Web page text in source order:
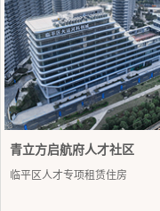
青立方启航府人才社区
临平区人才专项租赁住房